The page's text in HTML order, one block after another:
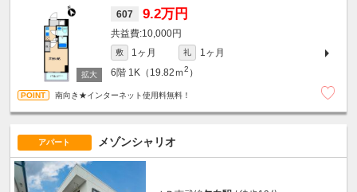
607 9.2万円
10,000円
敷 1ヶ月 礼
1ヶ月
6階 1K（19.82ｍ2 ）
南向き★インターネット使用料無料！
アパート メゾンシャリオ